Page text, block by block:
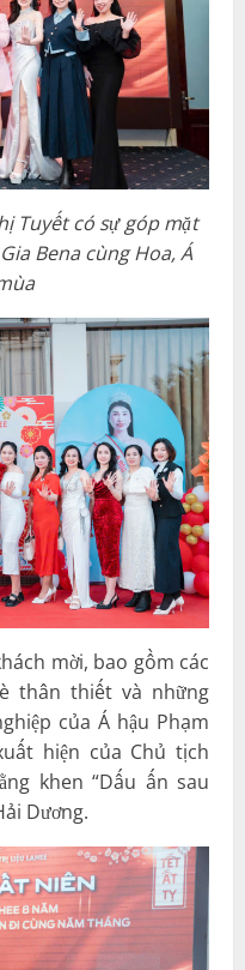
Tuyết có sự góp mặt
Bena cùng Hoa, Á
mời, bao gồm các
thân thiết và những
của Á hậu Phạm
hiện của Chủ tịch
khen “Dấu ấn sau
Dương.